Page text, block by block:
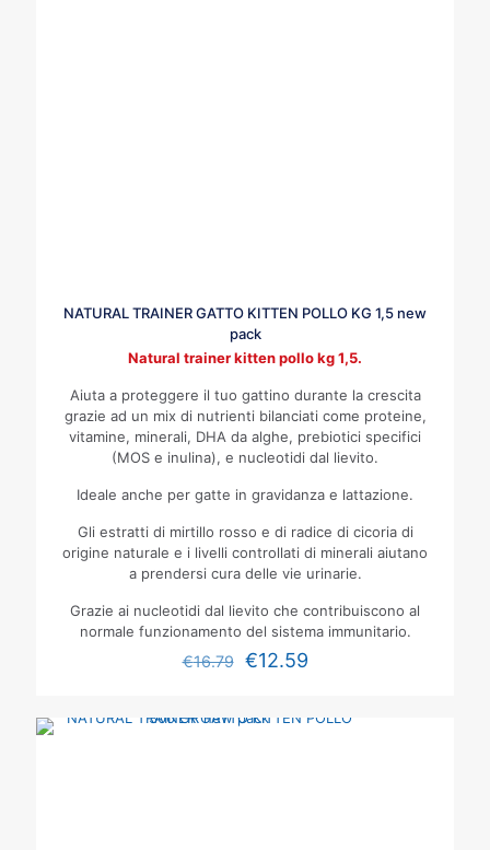
NATURAL TRAINER GATTO KITTEN POLLO KG 1,5 new
pack
Natural trainer kitten pollo kg 1,5.
Aiuta a proteggere il tuo gattino durante la crescita
grazie ad un mix di nutrienti bilanciati come proteine,
vitamine, minerali, DHA da alghe, prebiotici specifici
(MOS e inulina), e nucleotidi dal lievito.
Ideale anche per gatte in gravidanza e lattazione.
Gli estratti di mirtillo rosso e di radice di cicoria di
origine naturale e i livelli controllati di minerali aiutano
a prendersi cura delle vie urinarie.
Grazie ai nucleotidi dal lievito che contribuiscono al
normale funzionamento del sistema immunitario.
€16.79 €12.59